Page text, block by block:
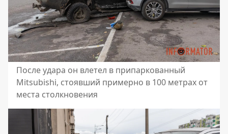
После удара он влетел в припаркованный
Mitsubishi, стоявший примерно в 100 метрах от
места столкновения